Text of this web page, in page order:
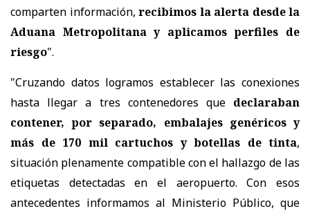
comparten información, recibimos la alerta desde la
Aduana Metropolitana y aplicamos perfiles de
riesgo".
"Cruzando datos logramos establecer las conexiones
hasta llegar a tres contenedores que declaraban
contener, por separado, embalajes genéricos y
más de 170 mil cartuchos y botellas de tinta,
situación plenamente compatible con el hallazgo de las
etiquetas detectadas en el aeropuerto. Con esos
antecedentes informamos al Ministerio Público, que